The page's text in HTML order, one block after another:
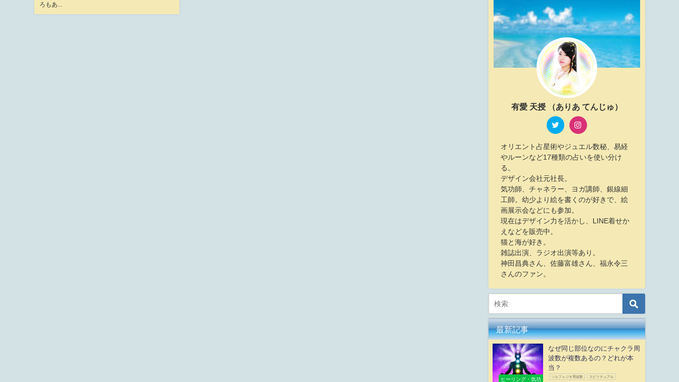
ろもあ...
有愛 天授 （ありあ てんじゅ）
オリエント占星術やジュエル数秘、易経
やルーンなど17種類の占いを使い分け
る。
デザイン会社元社長。
気功師、チャネラー、ヨガ講師、銀線細
工師。幼少より絵を書くのが好きで、絵
画展示会などにも参加。
現在はデザイン力を活かし、LINE着せか
えなどを販売中。
猫と海が好き。
雑誌出演、ラジオ出演等あり。
神田昌典さん、佐藤富雄さん、福永令三
さんのファン。
最新記事
ヒーリング・気功
なぜ同じ部位なのにチャクラ周
波数が複数あるの？どれが本
当？
ソルフェジオ周波数 スピリチュアル